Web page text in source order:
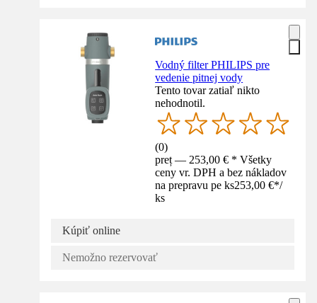
Vodný filter PHILIPS pre
vedenie pitnej vody
Tento tovar zatiaľ nikto
nehodnotil.
(0)
preț — 253,00 € * Všetky
ceny vr. DPH a bez nákladov
na prepravu pe ks253,00 €*/
ks
Kúpiť online
Nemožno rezervovať